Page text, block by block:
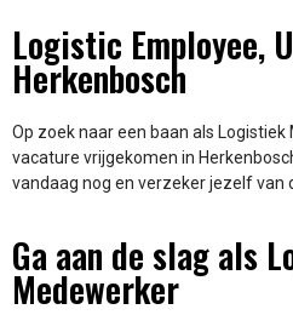
Logistic Employee,
Herkenbosch
Op zoek naar een baan als Logistiek
vacature vrijgekomen in
vandaag nog en verzeker jezelf van
Ga aan de slag als
Medewerker